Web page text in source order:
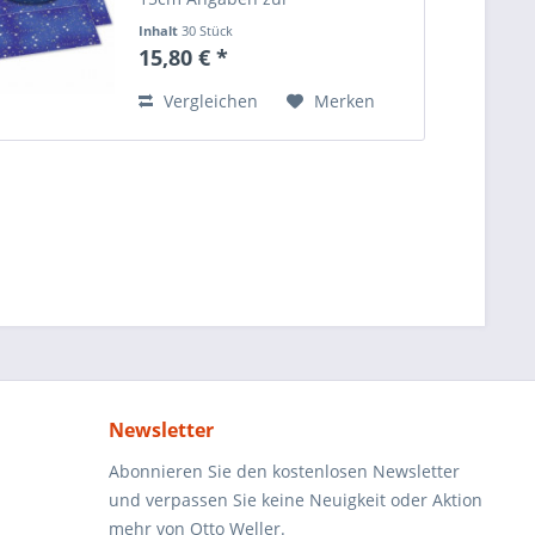
0 21 false false false DE X-NONE
X-NONE Name des Herstellers:
Bahnstraße 37– 43 Ort:...
Inhalt30 Stück
15,80 € *
Vergleichen Merken
Newsletter
Abonnieren Sie den kostenlosen Newsletter
und verpassen Sie keine Neuigkeit oder Aktion
mehr von Otto Weller.